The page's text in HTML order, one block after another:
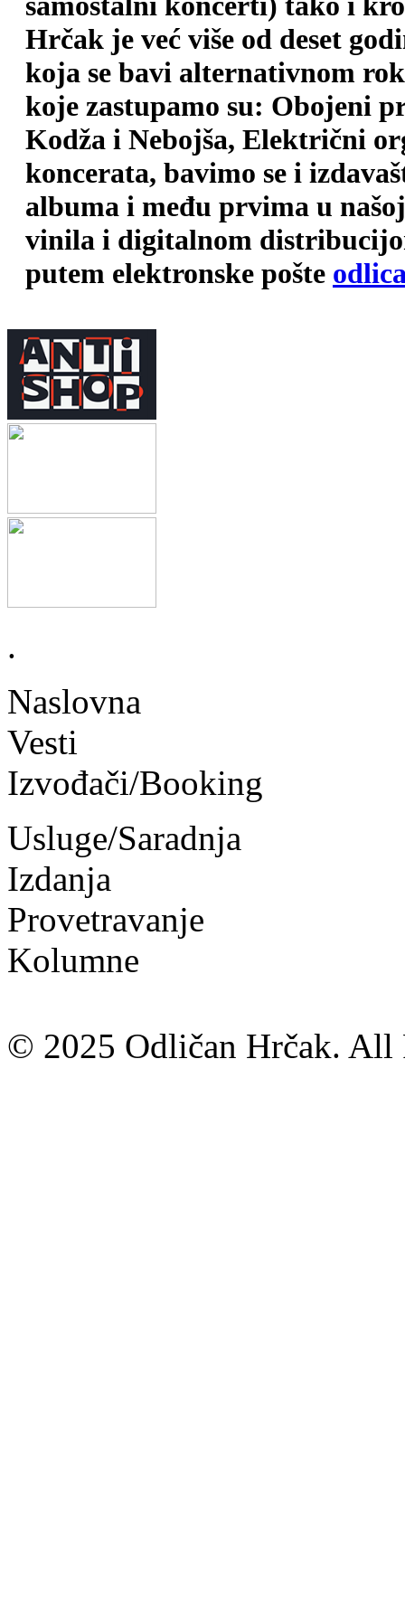
Hrčak je već više od deset
koja se bavi alternativnom
koje zastupamo su: Obojeni
Kodža i Nebojša, Električni
koncerata, bavimo se i
albuma i među prvima u
vinila i digitalnom
putem elektronske pošte
.
Naslovna
Vesti
Izvođači/Booking
Usluge/Saradnja
Izdanja
Provetravanje
Kolumne
© 2025 Odličan Hrčak. All